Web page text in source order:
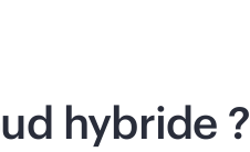
hybride ?